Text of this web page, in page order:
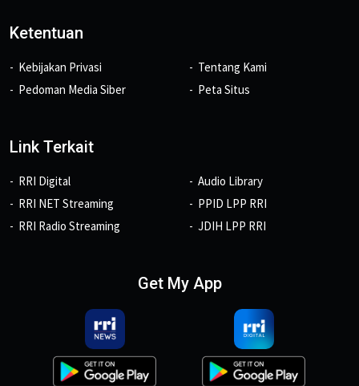
Ketentuan
Kebijakan Privasi
Pedoman Media Siber
Tentang Kami
Peta Situs
Link Terkait
RRI Digital
RRI NET Streaming
RRI Radio Streaming
Audio Library
PPID LPP RRI
JDIH LPP RRI
Get My App